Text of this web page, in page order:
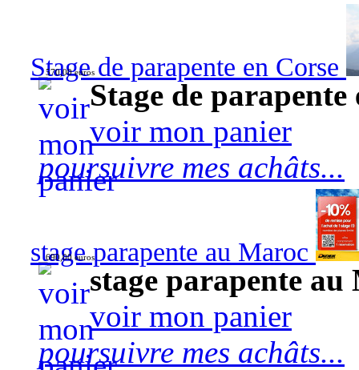
Stage de parapente en Corse
570,00 euros
Stage de
voir mon panier
poursuivre mes achâts...
stage parapente au Maroc
690,00 euros
stage parapente
voir mon panier
poursuivre mes achâts...